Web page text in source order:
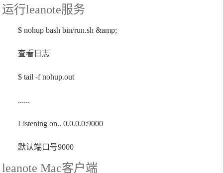
运行leanote服务
$ nohup bash bin/run.sh &amp;
查看日志
$ tail -f nohup.out
......
Listening on.. 0.0.0.0:9000
默认端口号9000
leanote Mac客户端